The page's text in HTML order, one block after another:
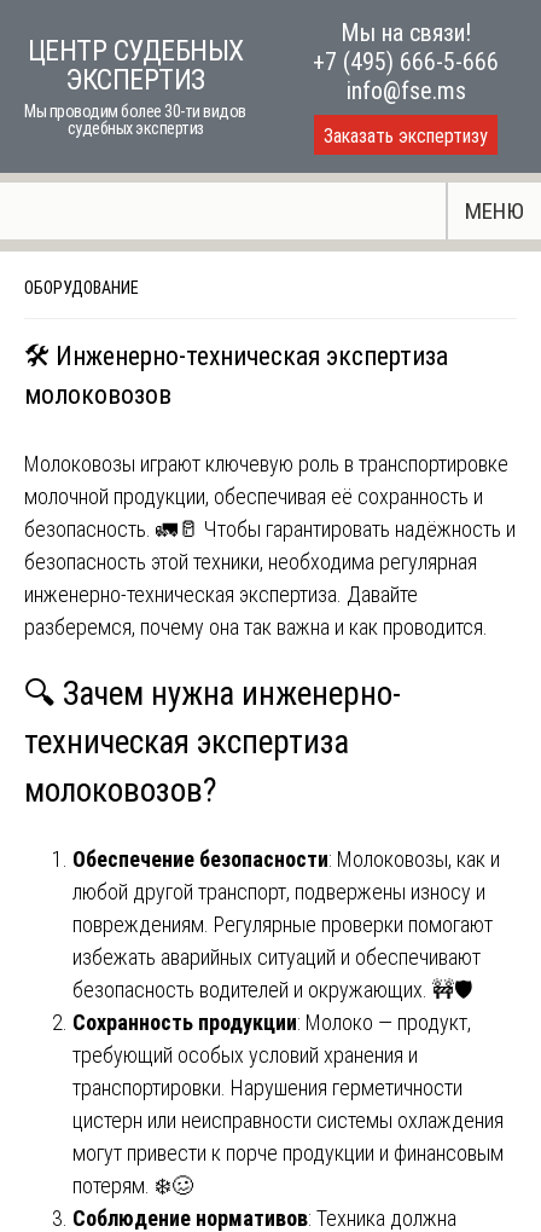
ЦЕНТР СУДЕБНЫХ
ЭКСПЕРТИЗ
Мы проводим более 30-ти видов
судебных экспертиз
Мы на связи!
+7 (495) 666-5-666
info@fse.ms
Заказать экспертизу
МЕНЮ
ОБОРУДОВАНИЕ
🛠️ Инженерно-техническая экспертиза
молоковозов
Молоковозы играют ключевую роль в транспортировке
молочной продукции, обеспечивая её сохранность и
безопасность. 🚛🥛 Чтобы гарантировать надёжность и
безопасность этой техники, необходима регулярная
инженерно-техническая экспертиза. Давайте
разберемся, почему она так важна и как проводится.
🔍 Зачем нужна инженерно-
техническая экспертиза
молоковозов?
Обеспечение безопасности: Молоковозы, как и
любой другой транспорт, подвержены износу и
повреждениям. Регулярные проверки помогают
избежать аварийных ситуаций и обеспечивают
безопасность водителей и окружающих. 🚧🛡️
Сохранность продукции: Молоко — продукт,
требующий особых условий хранения и
транспортировки. Нарушения герметичности
цистерн или неисправности системы охлаждения
могут привести к порче продукции и финансовым
потерям. ❄️🥴
Соблюдение нормативов: Техника должна